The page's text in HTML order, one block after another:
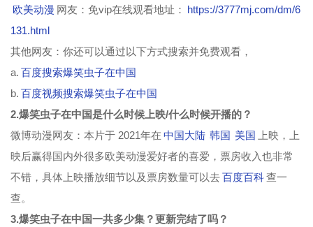
欧美动漫 网友：免vip在线观看地址： https://3777mj.com/dm/6
131.html
其他网友：你还可以通过以下方式搜索并免费观看，
a. 百度搜索爆笑虫子在中国
b. 百度视频搜索爆笑虫子在中国
2.爆笑虫子在中国是什么时候上映/什么时候开播的？
微博动漫网友：本片于 2021年在 中国大陆 韩国 美国
上映，上
映后赢得国内外很多欧美动漫爱好者的喜爱，票房收入也非常
不错，具体上映播放细节以及票房数量可以去百度百科查一
查。
3.爆笑虫子在中国一共多少集？更新完结了吗？